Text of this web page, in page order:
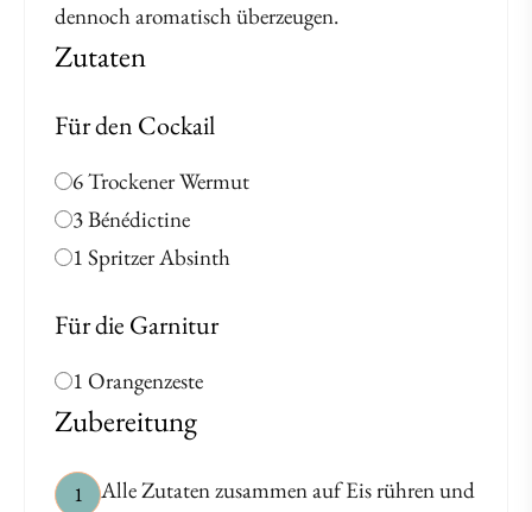
dennoch aromatisch überzeugen.
Zutaten
Für den Cockail
6 Trockener Wermut
3 Bénédictine
1 Spritzer Absinth
Für die Garnitur
1 Orangenzeste
Zubereitung
1
Alle Zutaten zusammen auf Eis rühren und